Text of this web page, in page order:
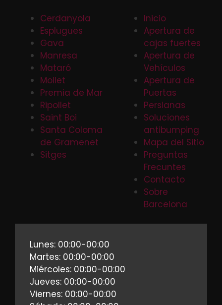
Cerdanyola
Esplugues
Gava
Manresa
Mataró
Mollet
Premia de Mar
Ripollet
Saint Boi
Santa Coloma
de Gramenet
Sitges
Inicio
Apertura de
cajas fuertes
Apertura de
Vehículos
Apertura de
Puertas
Persianas
Soluciones
antibumping
Mapa del Sitio
Preguntas
Frecuntes
Contacto
Sobre
Barcelona
Lunes: 00:00-00:00
Martes: 00:00-00:00
Miércoles: 00:00-00:00
Jueves: 00:00-00:00
Viernes: 00:00-00:00